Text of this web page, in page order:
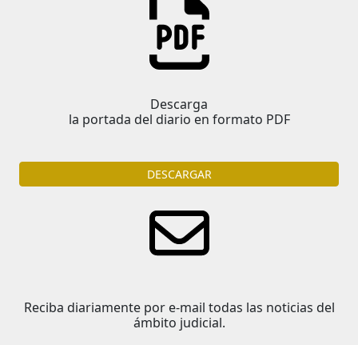
Descarga
la portada del diario en formato PDF
DESCARGAR
Reciba diariamente por e-mail todas las noticias del
ámbito judicial.